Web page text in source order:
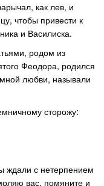
как лев, и
чтобы привести к
и Василиска.
родом из
Феодора, родился
любви, называли
сторожу:
ждали с нетерпением
вас, помяните и